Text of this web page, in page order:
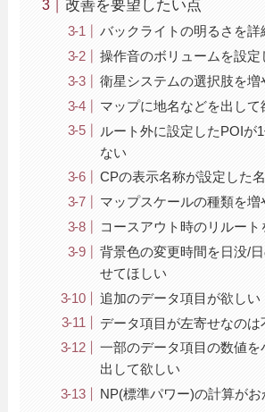
改善を要望したい点
バックライトの明るさを詳
操作音のボリュームを設定
衛星システムの選択肢を増
マップに地名などを出して
ルート外に設定したPOIが
ない
CPの表示名称が設定した
マップスケールの種類を増
コースアウト時のリルー
背景色の変更時間を日没/
せてほしい
追加のデータ項目が欲しい
データ項目が左寄せなのは
一部のデータ項目の数値を
出して欲しい
NP(標準パワー)の計算がお